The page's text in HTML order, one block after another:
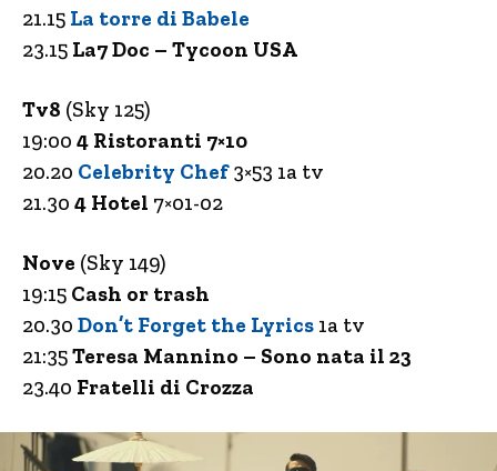
21.15 La torre di Babele
23.15 La7 Doc – Tycoon USA
Tv8 (Sky 125)
19:00 4 Ristoranti 7×10
20.20 Celebrity Chef3×53 1a tv
21.30 4 Hotel 7×01-02
Nove (Sky 149)
19:15 Cash or trash
20.30 Don’t Forget the Lyrics 1a tv
21:35Teresa Mannino – Sono nata il 23
23.40 Fratelli di Crozza